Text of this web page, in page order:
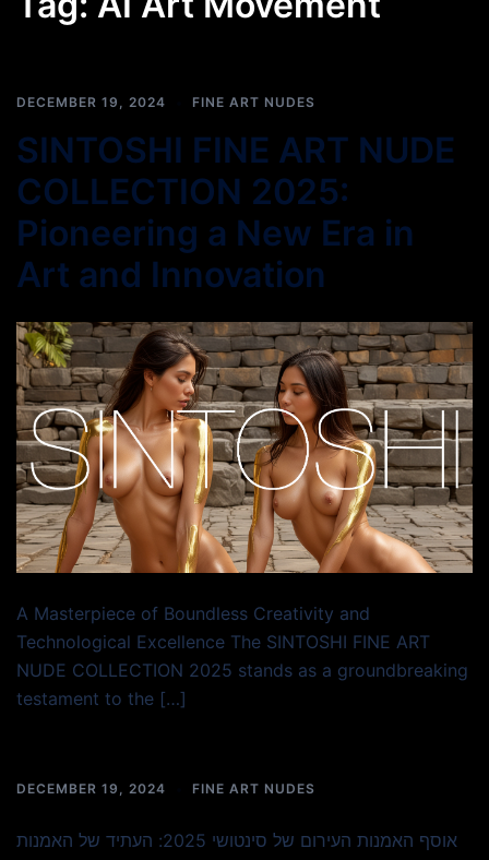
DECEMBER 19, 2024 FINE ART NUDES
SINTOSHI FINE ART NUDE
COLLECTION 2025:
Pioneering a New Era in
Art and Innovation
A Masterpiece of Boundless Creativity and
Technological Excellence The SINTOSHI FINE ART
NUDE COLLECTION 2025 stands as a groundbreaking
testament to the […]
DECEMBER 19, 2024 FINE ART NUDES
אוסף האמנות העירום של סינטושי 2025: העתיד של האמנות